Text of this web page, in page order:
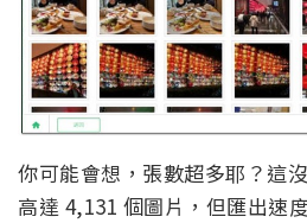
你可能會想，張數超多耶？這
高達 4,131 個圖片，但匯出速